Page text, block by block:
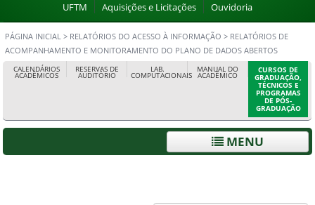
UFTM
Aquisições e Licitações Ouvidoria
PÁGINA INICIAL > RELATÓRIOS DO ACESSO À INFORMAÇÃO > RELATÓRIOS DE
ACOMPANHAMENTO E MONITORAMENTO DO PLANO DE DADOS ABERTOS
CALENDÁRIOS
ACADÊMICOS
RESERVAS DE
AUDITÓRIO
LAB.
COMPUTACIONAIS
MANUAL DO
ACADÊMICO
CURSOS DE
GRADUAÇÃO,
TÉCNICOS E
PROGRAMAS
DE PÓS-
GRADUAÇÃO
MENU